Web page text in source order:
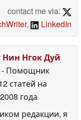
contact me via:
, LinkedIn
Нин Нгок Дуй
- Помощник
статей на
года
редакции, я